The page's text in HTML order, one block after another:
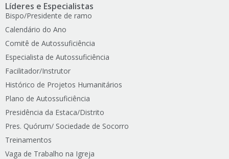
Líderes e Especialistas
Bispo/Presidente de ramo
Calendário do Ano
Comitê de Autossuficiência
Especialista de Autossuficiência
Facilitador/Instrutor
Histórico de Projetos Humanitários
Plano de Autossuficiência
Presidência da Estaca/Distrito
Pres. Quórum/ Sociedade de Socorro
Treinamentos
Vaga de Trabalho na Igreja